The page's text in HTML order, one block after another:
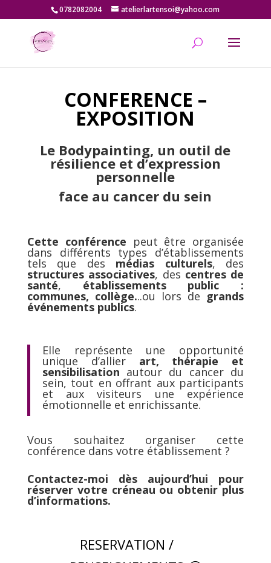
0782082004 atelierlartensoi@yahoo.com
CONFERENCE –
EXPOSITION
Le Bodypainting, un outil de
résilience et d’expression
personnelle
face au cancer du sein
Cette conférence peut être organisée
dans différents types d’établissements
tels que des médias culturels, des
structures associatives, des centres de
santé, établissements public :
communes, collège...ou lors de grands
événements publics.
Elle représente une opportunité
unique d’allier art, thérapie et
sensibilisation autour du cancer du
sein, tout en offrant aux participants
et aux visiteurs une expérience
émotionnelle et enrichissante.
Vous souhaitez organiser cette
conférence dans votre établissement ?
Contactez-moi dès aujourd’hui pour
réserver votre créneau ou obtenir plus
d’informations.
RESERVATION /